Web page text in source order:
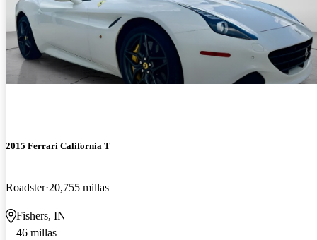
2015 Ferrari California T
Roadster 20,755 millas
Fishers, IN
46 millas